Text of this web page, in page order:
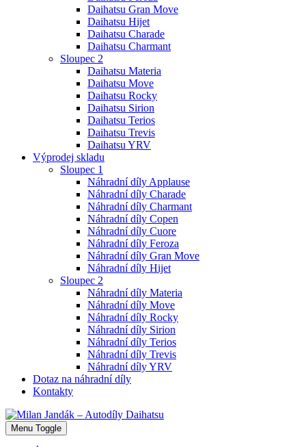
Daihatsu Gran Move
Daihatsu Hijet
Daihatsu Charade
Daihatsu Charmant
Sloupec 2
Daihatsu Materia
Daihatsu Move
Daihatsu Rocky
Daihatsu Sirion
Daihatsu Terios
Daihatsu Trevis
Daihatsu YRV
Výprodej skladu
Sloupec 1
Náhradní díly Applause
Náhradní díly Charade
Náhradní díly Charmant
Náhradní díly Copen
Náhradní díly Cuore
Náhradní díly Feroza
Náhradní díly Gran Move
Náhradní díly Hijet
Sloupec 2
Náhradní díly Materia
Náhradní díly Move
Náhradní díly Rocky
Náhradní díly Sirion
Náhradní díly Terios
Náhradní díly Trevis
Náhradní díly YRV
Dotaz na náhradní díly
Kontakty
Menu Toggle